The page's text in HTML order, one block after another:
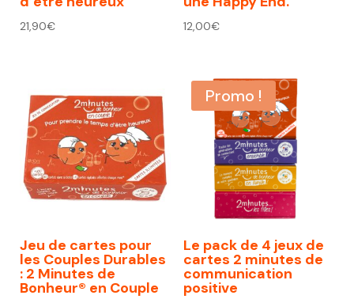
21,90€ 12,00€
Jeu de cartes pour
les Couples Durables
: 2 Minutes de
Bonheur® en Couple
Promo !
Le pack de 4 jeux de
cartes 2 minutes de
communication
positive